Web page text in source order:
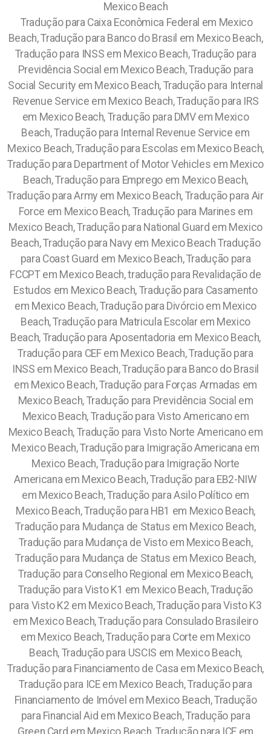
Mexico Beach
Tradução para Caixa Econômica Federal em Mexico
Beach, Tradução para Banco do Brasil em Mexico Beach,
Tradução para INSS em Mexico Beach, Tradução para
Previdência Social em Mexico Beach, Tradução para
Social Security em Mexico Beach, Tradução para Internal
Revenue Service em Mexico Beach, Tradução para IRS
em Mexico Beach, Tradução para DMV em Mexico
Beach, Tradução para Internal Revenue Service em
Mexico Beach, Tradução para Escolas em Mexico Beach,
Tradução para Department of Motor Vehicles em Mexico
Beach, Tradução para Emprego em Mexico Beach,
Tradução para Army em Mexico Beach, Tradução para Air
Force em Mexico Beach, Tradução para Marines em
Mexico Beach, Tradução para National Guard em Mexico
Beach, Tradução para Navy em Mexico Beach Tradução
para Coast Guard em Mexico Beach, Tradução para
FCCPT em Mexico Beach, tradução para Revalidação de
Estudos em Mexico Beach, Tradução para Casamento
em Mexico Beach, Tradução para Divórcio em Mexico
Beach, Tradução para Matricula Escolar em Mexico
Beach, Tradução para Aposentadoria em Mexico Beach,
Tradução para CEF em Mexico Beach, Tradução para
INSS em Mexico Beach, Tradução para Banco do Brasil
em Mexico Beach, Tradução para Forças Armadas em
Mexico Beach, Tradução para Previdência Social em
Mexico Beach, Tradução para Visto Americano em
Mexico Beach, Tradução para Visto Norte Americano em
Mexico Beach, Tradução para Imigração Americana em
Mexico Beach, Tradução para Imigração Norte
Americana em Mexico Beach, Tradução para EB2-NIW
em Mexico Beach, Tradução para Asilo Político em
Mexico Beach, Tradução para HB1 em Mexico Beach,
Tradução para Mudança de Status em Mexico Beach,
Tradução para Mudança de Visto em Mexico Beach,
Tradução para Mudança de Status em Mexico Beach,
Tradução para Conselho Regional em Mexico Beach,
Tradução para Visto K1 em Mexico Beach, Tradução
para Visto K2 em Mexico Beach, Tradução para Visto K3
em Mexico Beach, Tradução para Consulado Brasileiro
em Mexico Beach, Tradução para Corte em Mexico
Beach, Tradução para USCIS em Mexico Beach,
Tradução para Financiamento de Casa em Mexico Beach,
Tradução para ICE em Mexico Beach, Tradução para
Financiamento de Imóvel em Mexico Beach, Tradução
para Financial Aid em Mexico Beach, Tradução para
Green Card em Mexico Beach, Tradução para ICE em